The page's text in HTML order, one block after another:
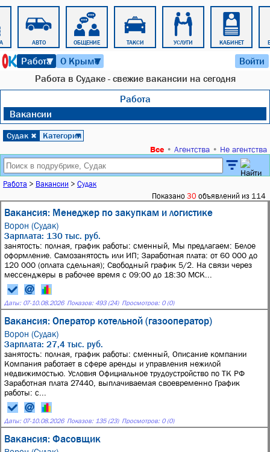
АВТО ОБЩЕНИЕ ТАКСИ УСЛУГИ КАБИНЕТ
Работа
▼ О Крыме
▼ Войти
Работа в Судаке - свежие вакансии на сегодня
Работа
Вакансии
Судак ✖ Категория
▼
Все • Агентства • Не агентства
Работа > Вакансии > Судак
Показано 30 объявлений из 114
Вакансия: Менеджер по закупкам и логистике
Ворон (Судак)
Зарплата: 130 тыс. руб.
занятость: полная, график работы: сменный, Мы предлагаем: Белое
оформление. Самозанятость или ИП; Заработная плата: от 60 000 до
120 000 (оплата сдельная); Свободный график 5/2. На связи через
мессенджеры в рабочее время с 09:00 до 18:30 МСК...
Даты: 07-10.08.2026 Показов: 493 (24) Просмотров: 0 (0)
Вакансия: Оператор котельной (газооператор)
Ворон (Судак)
Зарплата: 27,4 тыс. руб.
занятость: полная, график работы: сменный, Описание компании
Компания работает в сфере аренды и управления нежилой
недвижимостью. Условия Официальное трудоустройство по ТК РФ
Заработная плата 27440, выплачиваемая своевременно График
работы: с...
Даты: 07-10.08.2026 Показов: 135 (23) Просмотров: 0 (0)
Вакансия: Фасовщик